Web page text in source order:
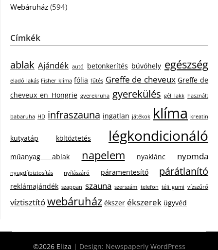
Webáruház (594)
Címkék
ablak Ajándék autó betonkerítés búvóhely egészség
eladó lakás Fisher klíma fólia fűtés Greffe de cheveux Greffe de
cheveux en Hongrie gyerekruha gyerekülés gél lakk használt
babaruha HD infraszauna ingatlan játékok klíma kreatin
kutyatáp költöztetés légkondicionáló
műanyag ablak napelem nyaklánc nyomda
nyugdíjbiztosítás nyílászáró páramentesítő párátlanító
reklámajándék szappan szauna szerszám telefon téli gumi vízszűrő
víztisztítówebáruház ékszer ékszerek ügyvéd
©2026 Eliza | Design: Newspaperly WordPress